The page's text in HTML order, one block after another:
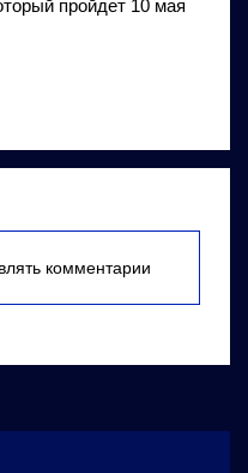
пройдет 10 мая
комментарии